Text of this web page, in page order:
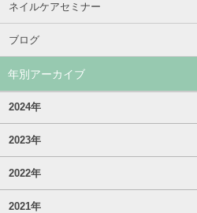
ネイルケアセミナー
ブログ
年別アーカイブ
2024年
2023年
2022年
2021年